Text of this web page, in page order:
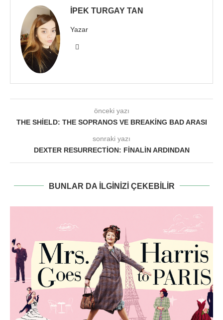
İPEK TURGAY TAN
Yazar
önceki yazı
THE SHIELD: THE SOPRANOS VE BREAKING BAD ARASI
sonraki yazı
DEXTER RESURRECTION: FINALIN ARDINDAN
BUNLAR DA ILGINIZI ÇEKEBILIR